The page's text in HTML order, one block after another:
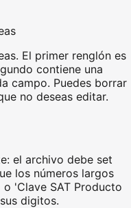
El primer renglón es
contiene una
campo. Puedes borrar
no deseas editar.
el archivo debe set
los números largos
'Clave SAT Producto
digitos.